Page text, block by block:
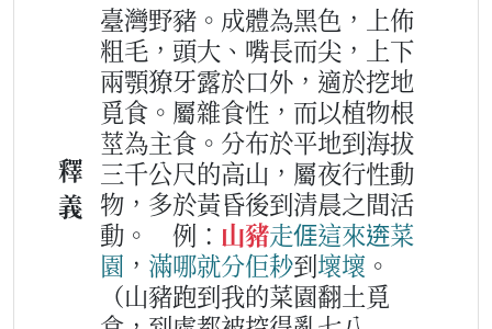
釋
義
臺灣野豬。成體為黑色，上佈
粗毛，頭大、嘴長而尖，上下
兩顎獠牙露於口外，適於挖地
覓食。屬雜食性，而以植物根
莖為主食。分布於平地到海拔
三千公尺的高山，屬夜行性動
物，多於黃昏後到清晨之間活
動。
例： 山豬走𠊎這來逩菜
園 ， 滿哪就分佢耖到壞壞 。
（山豬跑到我的菜園翻土覓